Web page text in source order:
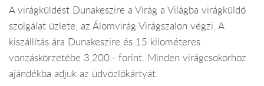
A virágküldést Dunakeszire a Virág a Világba virágküldő
szolgálat üzlete, az Álomvirág Virágszalon végzi. A
kiszállítás ára Dunakeszire és 15 kilométeres
vonzáskörzetébe 3.200.- forint. Minden virágcsokorhoz
ajándékba adjuk az üdvözlőkártyát.